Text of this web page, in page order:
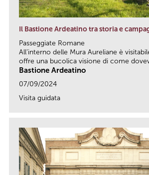
Il Bastione Ardeatino tra storia e
Passeggiate Romane
All’interno delle Mura Aureliane è
offre una bucolica visione di come
Bastione Ardeatino
07/09/2024
Visita guidata